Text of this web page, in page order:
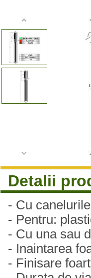
Detalii
- Cu
- Pentru:
- Cu una sau
- Inaintarea
- Finisare